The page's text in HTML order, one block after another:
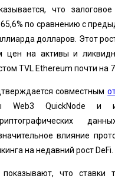
что
по сравнению с
долларов. Этот
цен на активы и
TVL Ethereum почти на
совместным
Web3 QuickNode и
влияние
на недавний рост DeFi.
что ставки